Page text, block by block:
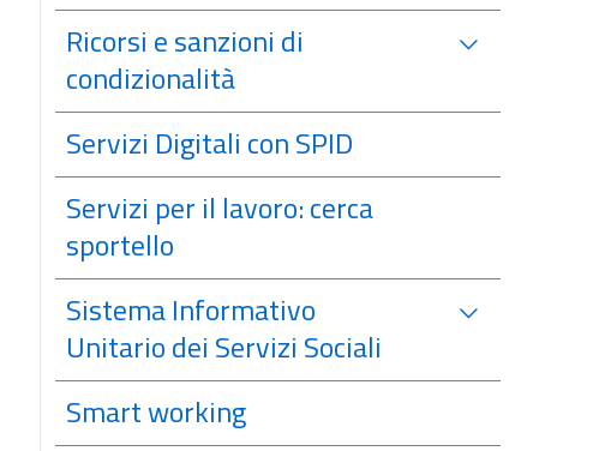
Ricorsi e sanzioni di
condizionalità
Servizi Digitali con SPID
Servizi per il lavoro: cerca
sportello
Sistema Informativo
Unitario dei Servizi Sociali
Smart working